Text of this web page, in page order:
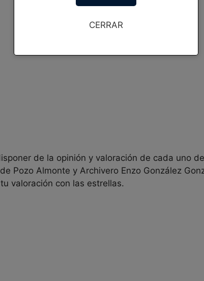
de la opinión y valoración de cada uno
Pozo Almonte y Archivero Enzo González
valoración con las estrellas.
CERRAR